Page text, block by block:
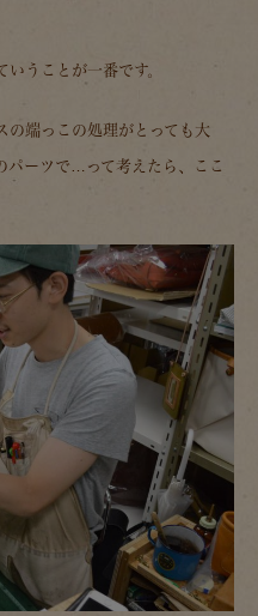
うことが一番です。
の端っこの処理がとっても大
パーツで…って考えたら、ここ